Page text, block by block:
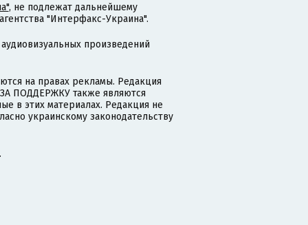
, не подлежат дальнейшему
"Интерфакс-Украина".
произведений
на правах рекламы. Редакция
ПОДДЕРЖКУ также являются
в этих материалах. Редакция не
украинскому законодательству